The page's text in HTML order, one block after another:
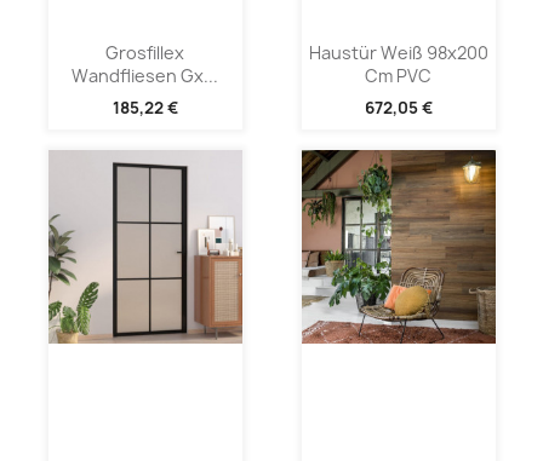
Grosfillex
Wandfliesen Gx...
185,22 €
Haustür Weiß 98x200
Cm PVC
672,05 €